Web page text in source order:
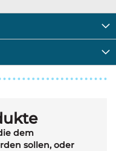
dem
sollen, oder